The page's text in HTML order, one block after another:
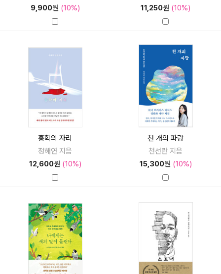
9,900원 (10%)
11,250원 (10%)
홍학의 자리
정해연 지음
12,600원 (10%)
천 개의 파랑
천선란 지음
15,300원 (10%)